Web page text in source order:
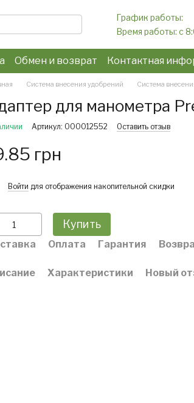
График работы:
Время работы: c
Обмен и возврат Контактная
Система внесения удобрений Система
для манометра
Артикул: 000012552 Оставить отзыв
грн
Войти для отображения накопительной скидки
Купить
Оплата Гарантия
Характеристики Новый